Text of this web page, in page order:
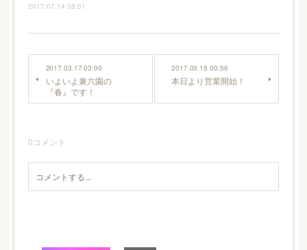
2017.07.14 08:01
2017.03.17 03:00
いよいよ兼六園の
『春』です！
2017.03.15 00:56
本日より営業開始！
0コメント